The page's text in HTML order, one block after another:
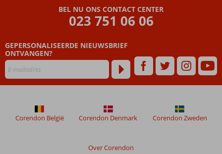
BEL NU ONS CONTACT CENTER
023 751 06 06
GEPERSONALISEERDE NIEUWSBRIEF
ONTVANGEN?
Over Corendon
Corendon België Corendon Denmark Corendon Zweden